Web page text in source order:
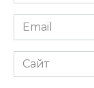
Email
Сайт